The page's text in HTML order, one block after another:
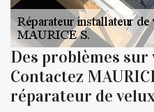
Des problèmes sur
Contactez
réparateur de